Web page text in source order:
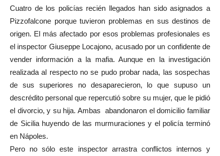
Cuatro de los policías recién llegados han sido asignados a
Pizzofalcone porque tuvieron problemas en sus destinos de
origen. El más afectado por esos problemas profesionales es
el inspector Giuseppe Locajono, acusado por un confidente de
vender información a la mafia. Aunque en la investigación
realizada al respecto no se pudo probar nada, las sospechas
de sus superiores no desaparecieron, lo que supuso un
descrédito personal que repercutió sobre su mujer, que le pidió
el divorcio, y su hija. Ambas abandonaron el domicilio familiar
de Sicilia huyendo de las murmuraciones y el policía terminó
en Nápoles.
Pero no sólo este inspector arrastra conflictos internos y